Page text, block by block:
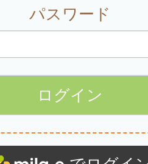
パスワード